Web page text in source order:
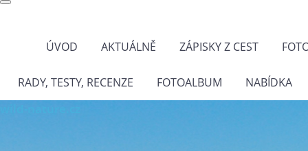
ÚVOD AKTUÁLNĚ ZÁPISKY Z CEST
RADY, TESTY, RECENZE FOTOALBUM NABÍDKA